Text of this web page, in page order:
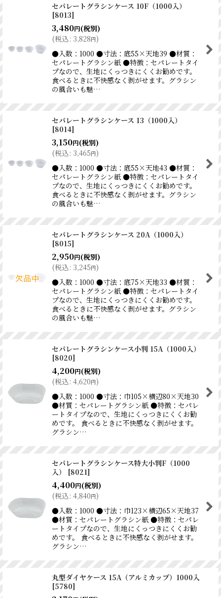
セパレートグラシンケース 10F（1000入）
[8013]
3,480円(税別)
(税込: 3,828円)
●入数：1000 ●寸法：底55×天地39 ●材質：
セパレートグラシン紙 ●特徴：セパレートタイ
プなので、生地にくっつきにくくお勧めです。
食べるときに不快感なく剥がせます。グラシン
の風合いも魅…
セパレートグラシンケース 13（1000入）
[8014]
3,150円(税別)
(税込: 3,465円)
●入数：1000 ●寸法：底55×天地43 ●材質：
セパレートグラシン紙 ●特徴：セパレートタイ
プなので、生地にくっつきにくくお勧めです。
食べるときに不快感なく剥がせます。グラシン
の風合いも魅…
セパレートグラシンケース 20A（1000入）
[8015]
2,950円(税別)
(税込: 3,245円)
●入数：1000 ●寸法：底75×天地33 ●材質：
セパレートグラシン紙 ●特徴：セパレートタイ
プなので、生地にくっつきにくくお勧めです。
食べるときに不快感なく剥がせます。グラシン
の風合いも魅…
セパレートグラシンケース小判 15A（1000入）
[8020]
4,200円(税別)
(税込: 4,620円)
●入数：1000 ●寸法：巾105×横辺80×天地30
●材質：セパレートグラシン紙 ●特徴：セパレ
ートタイプなので、生地にくっつきにくくお勧
めです。 食べるときに不快感なく剥がせます。
グラシン…
セパレートグラシンケース特大小判F（1000
入）
[8021]
4,400円(税別)
(税込: 4,840円)
●入数：1000 ●寸法：巾123×横辺65×天地37
●材質：セパレートグラシン紙 ●特徴：セパレ
ートタイプなので、生地にくっつきにくくお勧
めです。 食べるときに不快感なく剥がせます。
グラシン…
丸型ダイヤケース 15A（アルミカップ）1000入
[5780]